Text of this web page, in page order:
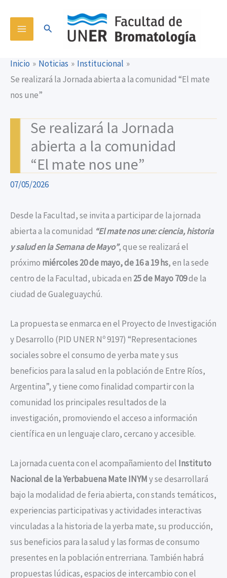
contenido
Buscar
Inicio Noticias
Institucional
Se realizará la Jornada abierta a la comunidad “El mate
nos une”
Se realizará la Jornada
abierta a la comunidad
“El mate nos une”
07/05/2026
Desde la Facultad, se invita a participar de la jornada
abierta a la comunidad “El mate nos une: ciencia, historia
y salud en la Semana de Mayo”, que se realizará el
próximo miércoles 20 de mayo, de 16 a 19 hs, en la sede
centro de la Facultad, ubicada en 25 de Mayo 709de la
ciudad de Gualeguaychú.
La propuesta se enmarca en el Proyecto de Investigación
y Desarrollo (PID UNER Nº 9197) “Representaciones
sociales sobre el consumo de yerba mate y sus
beneficios para la salud en la población de Entre Ríos,
Argentina”, y tiene como finalidad compartir con la
comunidad los principales resultados de la
investigación, promoviendo el acceso a información
científica en un lenguaje claro, cercano y accesible.
La jornada cuenta con el acompañamiento del Instituto
Nacional de la Yerbabuena Mate INYMy se desarrollará
bajo la modalidad de feria abierta, con stands temáticos,
experiencias participativas y actividades interactivas
vinculadas a la historia de la yerba mate, su producción,
sus beneficios para la salud y las formas de consumo
presentes en la población entrerriana. También habrá
propuestas lúdicas, espacios de intercambio con el